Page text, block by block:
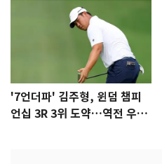
'7언더파' 김주형, 윈덤 챔피
언십 3R 3위 도약…역전 우승